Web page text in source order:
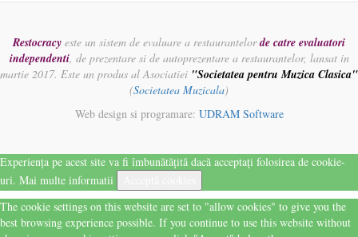
Restocracy este un sistem de evaluare a restaurantelorde catre evaluatori
independenti, de prezentare si de autoprezentare a restaurantelor, lansat in
martie 2017. Este un produs al Asociatiei "Societatea pentru Muzica Clasica"
(Societatea Muzicala)
Web design si programare: UDRAM Software
Experiența pe acest site va fi îmbunătățită dacă acceptați folosirea de cookie-
uri. Mai multe informatii
The cookie settings on this website are set to "allow cookies" to give you the
best browsing experience possible. If you continue to use this website without